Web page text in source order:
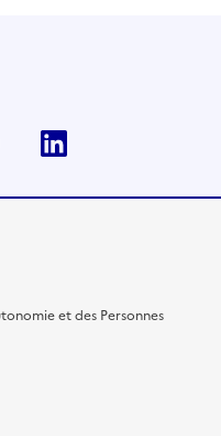
youtube
et des Personnes